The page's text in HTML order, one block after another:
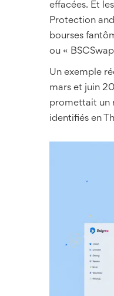
effacées. Et
Protection
bourses
ou «
Un exemple
mars et juin
promettait un
identifiés en